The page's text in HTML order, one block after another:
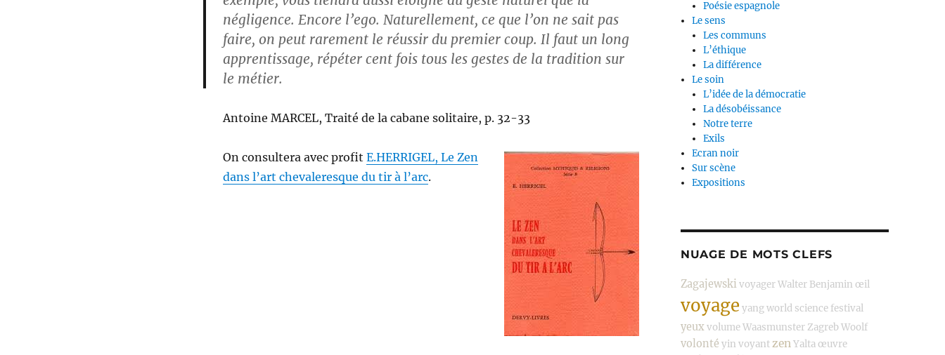
négligence. Encore l’ego. Naturellement, ce que l’on ne sait pas
faire, on peut rarement le réussir du premier coup. Il faut un long
apprentissage, répéter cent fois tous les gestes de la tradition sur
le métier.
Antoine MARCEL, Traité de la cabane solitaire, p. 32-33
On consultera avec profit E.HERRIGEL, Le Zen
dans l’art chevaleresque du tir à l’arc.
Poésie espagnole
Le sens
Les communs
L’éthique
La différence
Le soin
L’idée de la démocratie
La désobéissance
Notre terre
Exils
Ecran noir
Sur scène
Expositions
NUAGE DE MOTS CLEFS
ZagajewskivoyagerWalter Benjamin œil
voyage yangworld science festival
yeuxvolumeWaasmunster ZagrebWoolf
volonté yin voyantzenYalta œuvre